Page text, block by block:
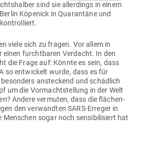
sind sie aller­dings in einem
Köpenick in Qua­rantäne und
viele sich zu fragen. Vor allem in
einen furcht­baren Ver­dacht. In den
die Frage auf: Könnte es sein, dass
so ent­wi­ckelt wurde, dass es für
anste­ckend und schädlich
um die Vor­macht­stellung in der Welt
Andere ver­muten, dass die flä­chen­
den ver­wandten SARS-Erreger in
Men­schen sogar noch sen­si­bi­li­siert hat